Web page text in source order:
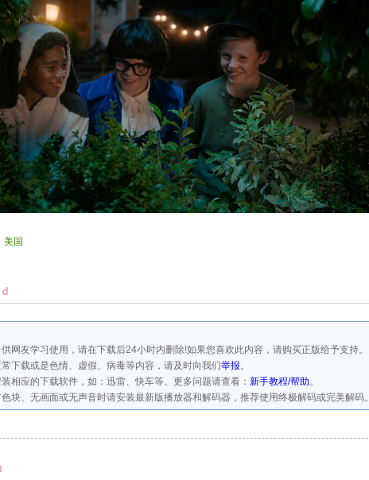
美国
网友学习使用，请在下载后24小时内删除!如果您喜欢此内容，请购买正版给予支持。
下载或是色情、虚假、病毒等内容，请及时向我们举报。
相应的下载软件，如：迅雷、快车等。更多问题请查看： 新手教程/帮助。
块、无画面或无声音时请安装最新版播放器和解码器，推荐使用终极解码或完美解码。